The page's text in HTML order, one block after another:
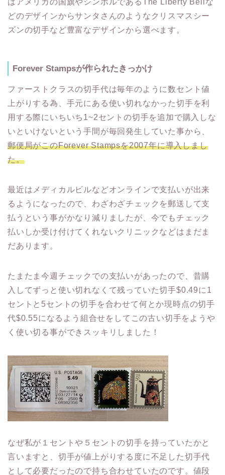
はアメリカの国旗やシンボルであるThe Liberty Bellな
どのデザインからサンタさんのようなクリスマスシー
ズンの切手など豊富なデザインから選べます。
Forever Stampsが作られたきっかけ
ファーストクラスの切手代は毎年のように数セント値
上がりする為、手元にある使い切れなかった切手を利
用する際にいちいち1~2セントの切手を追加で購入しな
いといけないという手間が毎回発生していた事から、
郵便局がこのForever Stampsを2007年に導入しまし
た。
最近はメディカルビルなどオンラインで支払いが出来
るようになったので、わざわざチェックを郵送して支
払うという事がかなり減りましたが、今でもチェック
払いしか受け付けてくれないクリニックなどはまだま
だあります。
たまたま今週チェックでの支払いがあったので、昔購
入してずっと使い切れなくて残っていた切手$0.49に1
セントと5セントの切手を合わせて何とか現時点の切手
代$0.55になるよう組合せをしてこの古い切手をようや
く使い切る事ができスッキリしました！
なぜ私が１セントや５セントの切手を持っていたかと
言いますと、切手が値上がりする度に不足した切手代
として必要だったので持ち合わせていたのです。値段